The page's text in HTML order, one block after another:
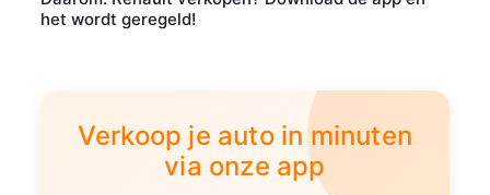
het wordt geregeld!
Verkoop je auto in minuten
via onze app